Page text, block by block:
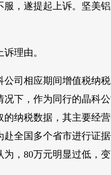
，遂提起上诉。坚美
理由。
司相应期间增值税纳
下，作为同行的晶科
纳税数据，其主要经
全国多个省市进行证
，80万元明显过低，